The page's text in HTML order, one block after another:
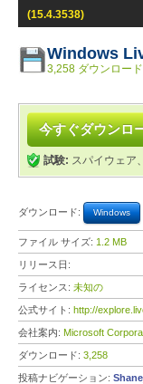
(15.4.3538)
Windows
3,258 ダウンロード
今すぐダウンロ
試験: スパイウェア
ダウンロード: Windows
ファイル サイズ: 1.2 MB
リリース日:
ライセンス: 未知の
公式サイト: http://
会社案内: Microsoft
ダウンロード: 3,258
投稿ナビゲーション: